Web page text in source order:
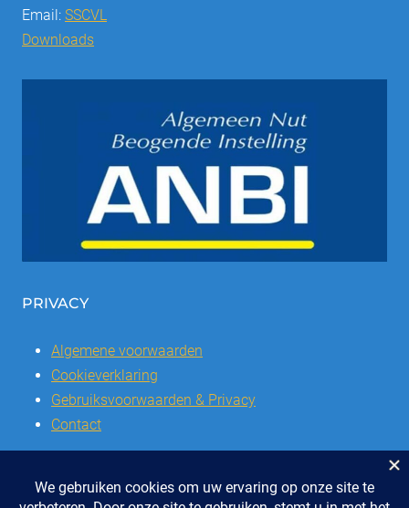
Email: SSCVL
Downloads
PRIVACY
Algemene voorwaarden
Cookieverklaring
Gebruiksvoorwaarden & Privacy
Contact